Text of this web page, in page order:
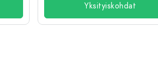
Yksityiskohdat